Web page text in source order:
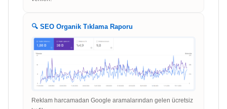
🔍 SEO Organik Tıklama Raporu
Reklam harcamadan Google aramalarından gelen ücretsiz